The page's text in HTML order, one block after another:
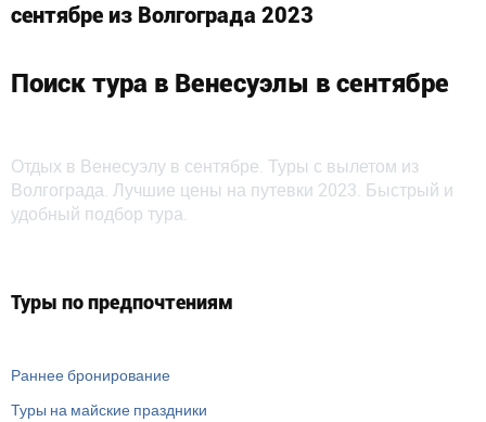
сентябре из Волгограда 2023
Поиск тура в Венесуэлы в сентябре
Отдых в Венесуэлу в сентябре. Туры с вылетом из
Волгограда. Лучшие цены на путевки 2023. Быстрый и
удобный подбор тура.
Туры по предпочтениям
Раннее бронирование
Туры на майские праздники